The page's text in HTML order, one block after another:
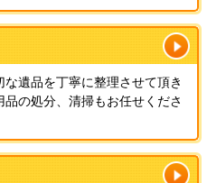
な遺品を丁寧に整理させて頂き
品の処分、清掃もお任せくださ